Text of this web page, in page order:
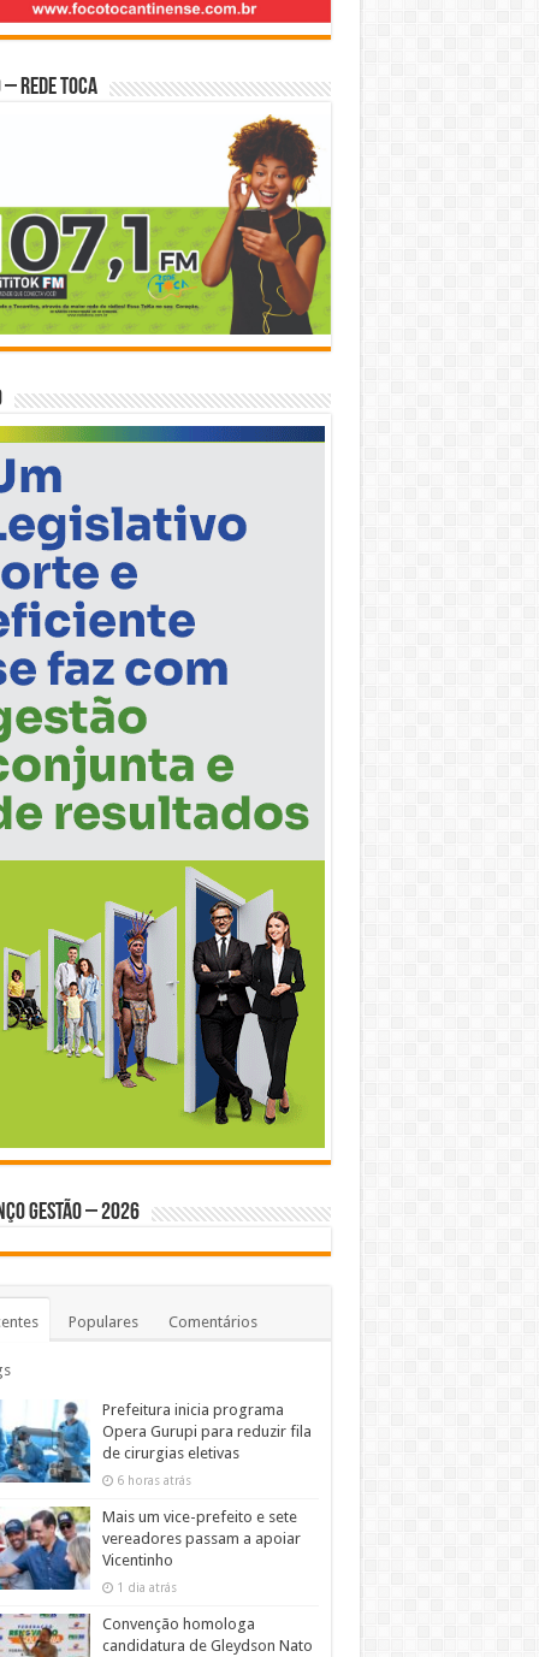
Rede Toca
GESTÃO – 2026
Populares Comentários
Prefeitura inicia programa
Opera Gurupi para reduzir fila
de cirurgias eletivas
6 horas atrás
Mais um vice-prefeito e sete
vereadores passam a apoiar
Vicentinho
1 dia atrás
Convenção homologa
candidatura de Gleydson Nato